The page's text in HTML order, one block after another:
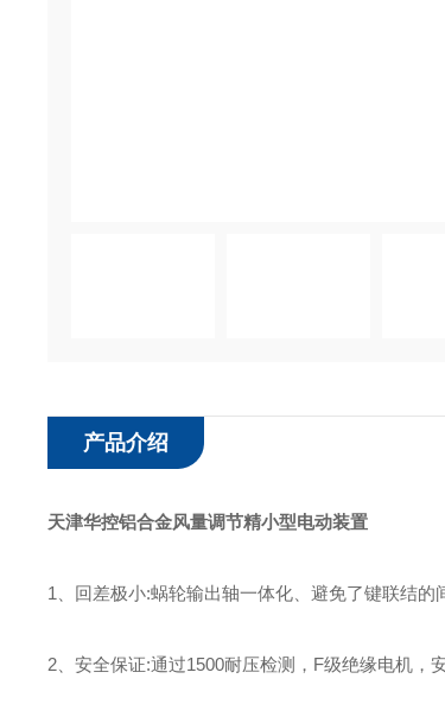
产品介绍
天津华控铝合金风量调节精小型电动装置
1、回差极小:蜗轮输出轴一体化、避免了键联结的
2、安全保证:通过1500耐压检测，F级绝缘电机，